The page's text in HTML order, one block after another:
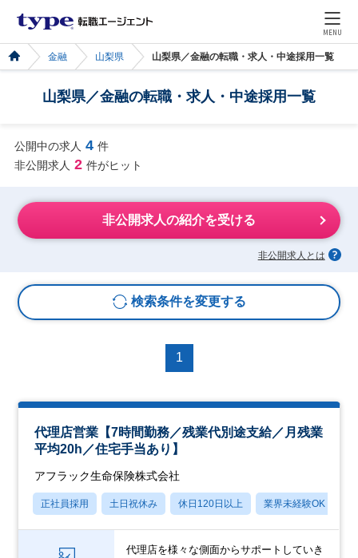
MENU
金融 山梨県 山梨県／金融の転職・求人・中途採用一覧
山梨県／金融の転職・求人・中途採用一覧
公開中の求人 4 件
非公開求人 2 件がヒット
非公開求人の紹介を受ける
非公開求人とは
検索条件を変更する
1
代理店営業【7時間勤務／残業代別途支給／月残業
平均20h／住宅手当あり】
アフラック生命保険株式会社
正社員採用 土日祝休み 休日120日以上 業界未経験OK
代理店を様々な側面からサポートしていき